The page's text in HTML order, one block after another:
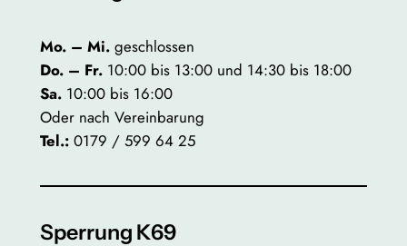
Mo. – Mi.geschlossen
Do. – Fr. 10:00 bis 13:00 und 14:30 bis 18:00
Sa.10:00 bis 16:00
Oder nach Vereinbarung
Tel.:0179 / 599 64 25
Sperrung K69